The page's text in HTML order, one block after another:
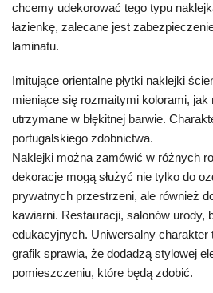
chcemy udekorować tego typu
łazienkę, zalecane jest
laminatu.
Imitujące orientalne płytki naklejki
mieniące się rozmaitymi kolorami, jak
utrzymane w błękitnej barwie.
portugalskiego zdobnictwa.
Naklejki można zamówić w różnych
dekoracje mogą służyć nie tylko do
prywatnych przestrzeni, ale również
kawiarni. Restauracji, salonów urody,
edukacyjnych. Uniwersalny charakter
grafik sprawia, że dodadzą stylowej
pomieszczeniu, które będą zdobić.